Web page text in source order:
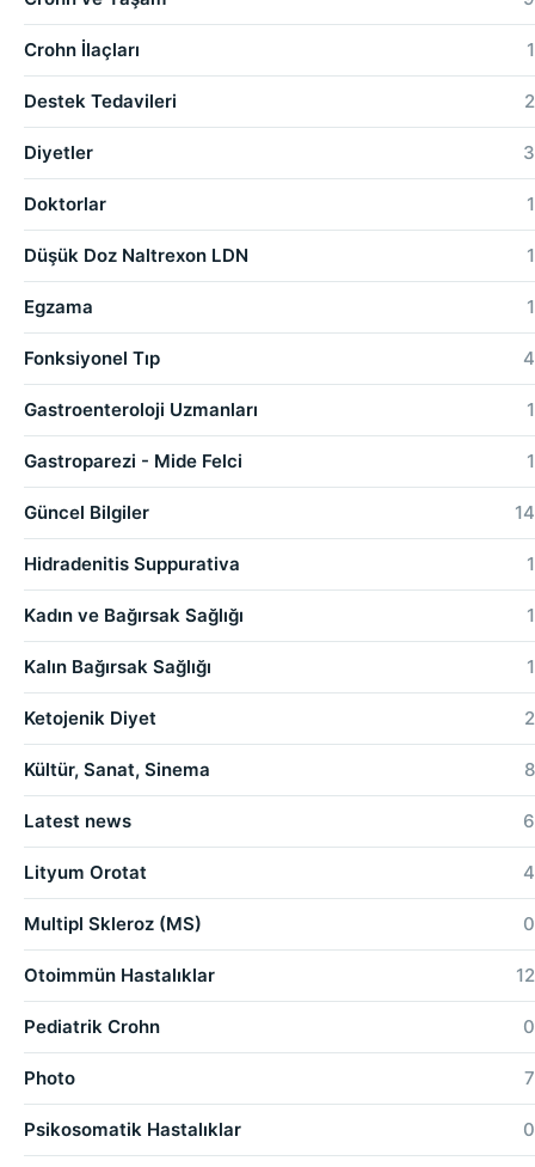
Crohn İlaçları 1
Destek Tedavileri 2
Diyetler 3
Doktorlar 1
Düşük Doz Naltrexon LDN 1
Egzama 1
Fonksiyonel Tıp 4
Gastroenteroloji Uzmanları 1
Gastroparezi - Mide Felci 1
Güncel Bilgiler 14
Hidradenitis Suppurativa 1
Kadın ve Bağırsak Sağlığı 1
Kalın Bağırsak Sağlığı 1
Ketojenik Diyet 2
Kültür, Sanat, Sinema 8
Latest news 6
Lityum Orotat 4
Multipl Skleroz (MS) 0
Otoimmün Hastalıklar 12
Pediatrik Crohn 0
Photo 7
Psikosomatik Hastalıklar 0